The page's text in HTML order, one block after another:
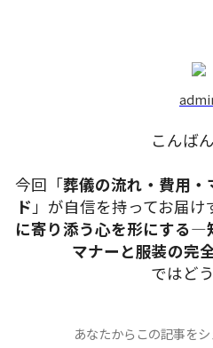
こんばん
今回「葬儀の流れ・費用
ド 」が自信を持ってお届
に寄り添う心を形にする―
マナーと服装の完
ではど
あなたからこの記事を